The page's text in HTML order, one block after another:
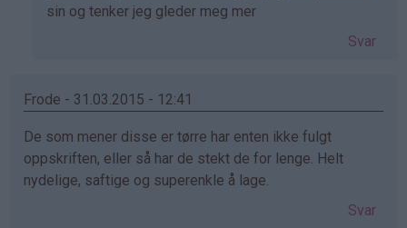
på
bekreftet)
sin og tenker jeg gleder meg mer
Svar
Frode - 31.03.2015 - 12:41
De som mener disse er tørre har enten ikke fulgt
oppskriften, eller så har de stekt de for lenge. Helt
nydelige, saftige og superenkle å lage.
Svar